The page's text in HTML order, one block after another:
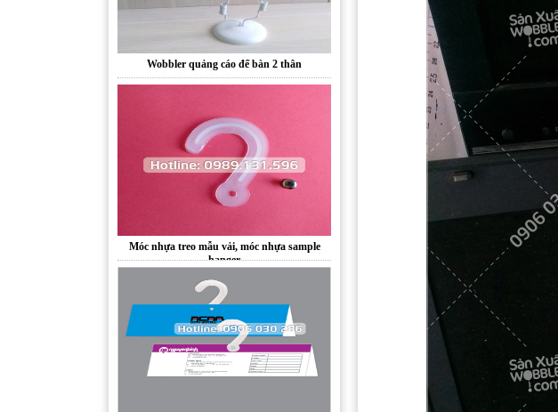
Móc nhựa treo mẫu vải, móc nhựa sample
hanger
Sample hanger, Bảng treo mẫu vải